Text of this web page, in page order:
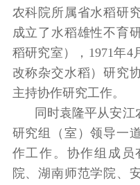
农科院所属省水稻研
成立了水稻雄性不育
稻研究室），1971年
改称杂交水稻）研究
主持协作研究工作。
同时袁隆平从安
研究组（室）领导一
作工作。协作组成员
院、湖南师范学院、